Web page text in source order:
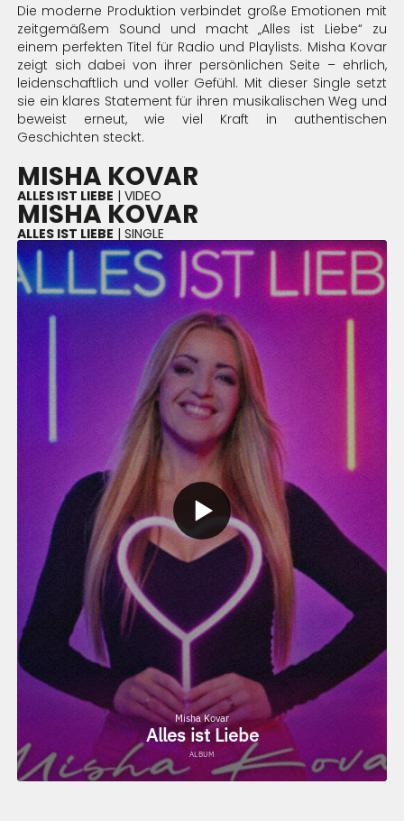
Die moderne Produktion verbindet große Emotionen mit
zeitgemäßem Sound und macht „Alles ist Liebe“ zu
einem perfekten Titel für Radio und Playlists. Misha Kovar
zeigt sich dabei von ihrer persönlichen Seite – ehrlich,
leidenschaftlich und voller Gefühl. Mit dieser Single setzt
sie ein klares Statement für ihren musikalischen Weg und
beweist erneut, wie viel Kraft in authentischen
Geschichten steckt.
MISHA KOVAR
ALLES IST LIEBE | VIDEO
MISHA KOVAR
ALLES IST LIEBE | SINGLE